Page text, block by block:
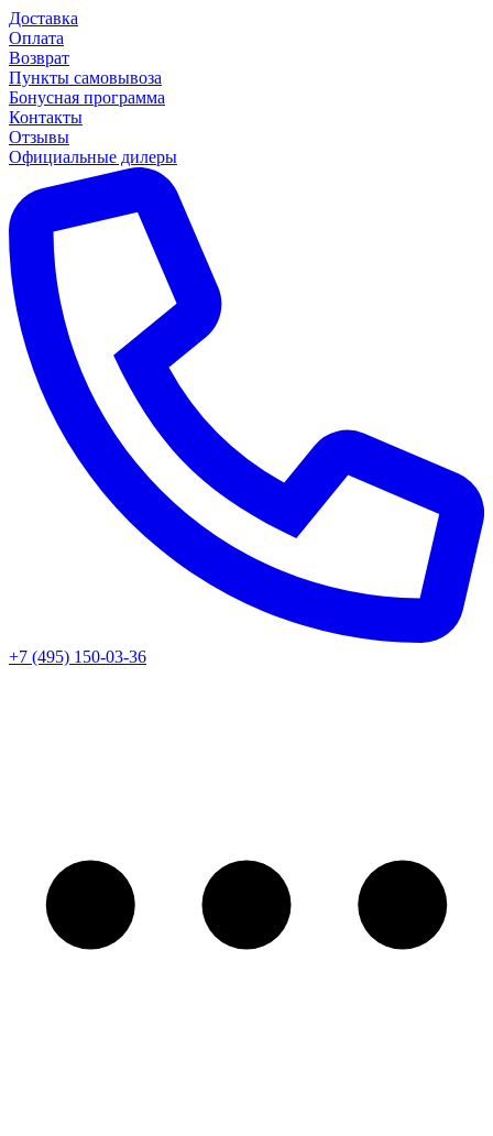
Доставка
Оплата
Возврат
Пункты самовывоза
Бонусная программа
Контакты
Отзывы
Официальные дилеры
+7 (495) 150-03-36